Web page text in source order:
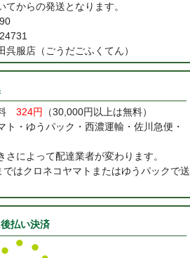
からの発送となります。
呉服店（ごうだごふくてん）
324円
（30,000円以上は無料）
ト・ゆうパック・西濃運輸・佐川急便・
さによって配達業者が変わります。
ではクロネコヤマトまたはゆうパックで送
払い決済